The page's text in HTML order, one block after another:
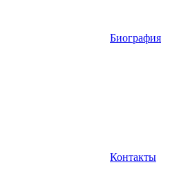
Биография
Контакты